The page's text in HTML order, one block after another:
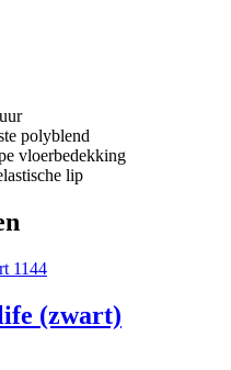
polyblend
vloerbedekking
lip
(zwart)